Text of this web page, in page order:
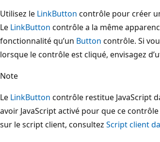
Utilisez le LinkButton contrôle pour créer
Le LinkButton contrôle a la même
fonctionnalité qu’un Button contrôle. Si
lorsque le contrôle est cliqué, envisagez
Note
Le LinkButton contrôle restitue JavaScript
avoir JavaScript activé pour que ce
sur le script client, consultez Script client